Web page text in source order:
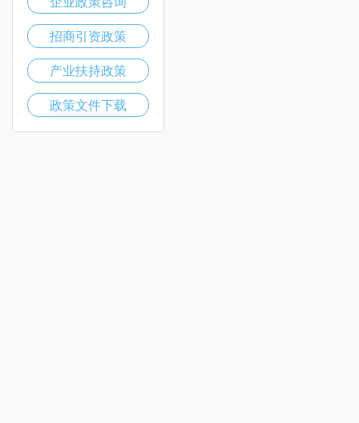
招商引资政策
产业扶持政策
政策文件下载